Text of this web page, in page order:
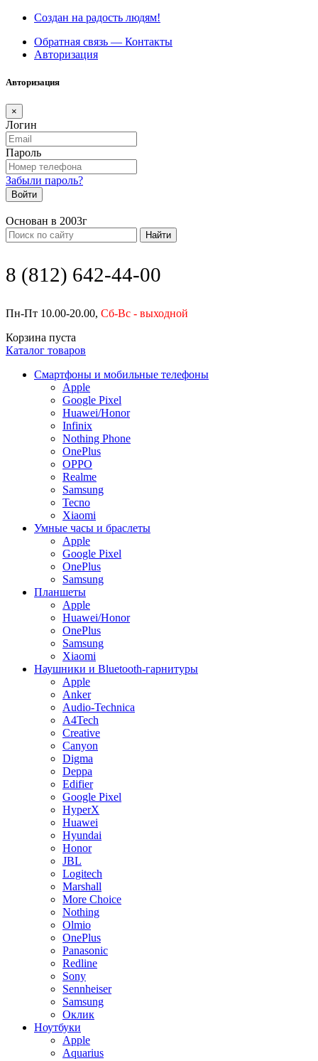
Создан на радость людям!
Обратная связь — Контакты
Авторизация
Авторизация
×
Логин
Пароль
Забыли пароль?
Войти
Основан в 2003г
Найти
8 (812) 642-44-00
Пн-Пт 10.00-20.00, Сб-Вс - выходной
Корзина пуста
Каталог товаров
Смартфоны и мобильные телефоны
Apple
Google Pixel
Huawei/Honor
Infinix
Nothing Phone
OnePlus
OPPO
Realme
Samsung
Tecno
Xiaomi
Умные часы и браслеты
Apple
Google Pixel
OnePlus
Samsung
Планшеты
Apple
Huawei/Honor
OnePlus
Samsung
Xiaomi
Наушники и Bluetooth-гарнитуры
Apple
Anker
Audio-Technica
A4Tech
Creative
Canyon
Digma
Deppa
Edifier
Google Pixel
HyperX
Huawei
Hyundai
Honor
JBL
Logitech
Marshall
More Choice
Nothing
Olmio
OnePlus
Panasonic
Redline
Sony
Sennheiser
Samsung
Оклик
Ноутбуки
Apple
Aquarius